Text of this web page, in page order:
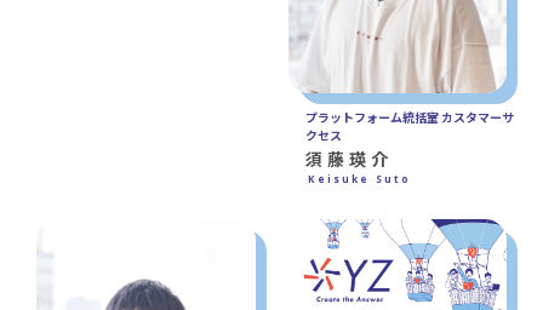
プラットフォーム統括室 カスタマーサ
クセス
須藤瑛介
Keisuke Suto